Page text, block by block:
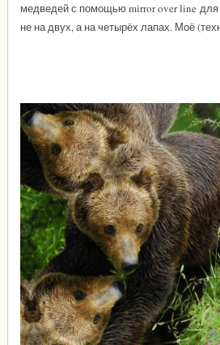
медведей с помощью mirror over line для
не на двух, а на четырёх лапах. Моё